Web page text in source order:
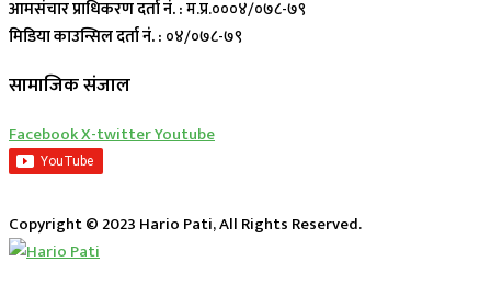
आमसंचार प्राधिकरण दर्ता नं. :म.प्र.०००४/०७८-७९
मिडिया काउन्सिल दर्ता नं. : ०४/०७८-७९
सामाजिक संजाल
FacebookX-twitterYoutube
Copyright © 2023 Hario Pati, All Rights Reserved.